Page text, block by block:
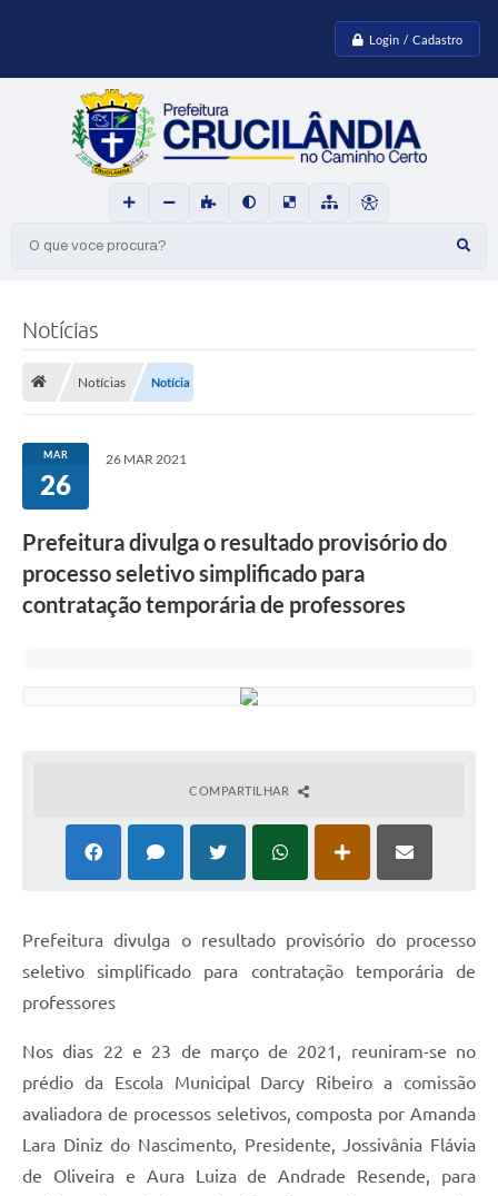
Login / Cadastro
O que voce procura?
Notícias
Notícias Notícia
MAR
26
26 MAR 2021
Prefeitura divulga o resultado provisório do
processo seletivo simplificado para
contratação temporária de professores
COMPARTILHAR
Prefeitura divulga o resultado provisório do processo
seletivo simplificado para contratação temporária de
professores
Nos dias 22 e 23 de março de 2021, reuniram-se no
prédio da Escola Municipal Darcy Ribeiro a comissão
avaliadora de processos seletivos, composta por Amanda
Lara Diniz do Nascimento, Presidente, Jossivânia Flávia
de Oliveira e Aura Luiza de Andrade Resende, para